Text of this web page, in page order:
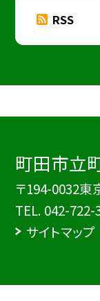
RSS
町田市立
〒194-0032
TEL. 042-722-
サイトマップ